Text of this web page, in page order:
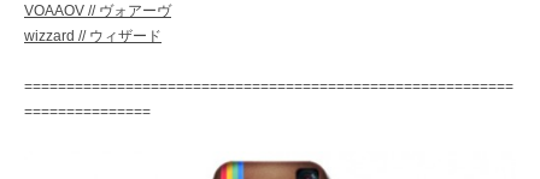
VOAAOV // ヴォアーヴ
wizzard // ウィザード
==========================================================
===============